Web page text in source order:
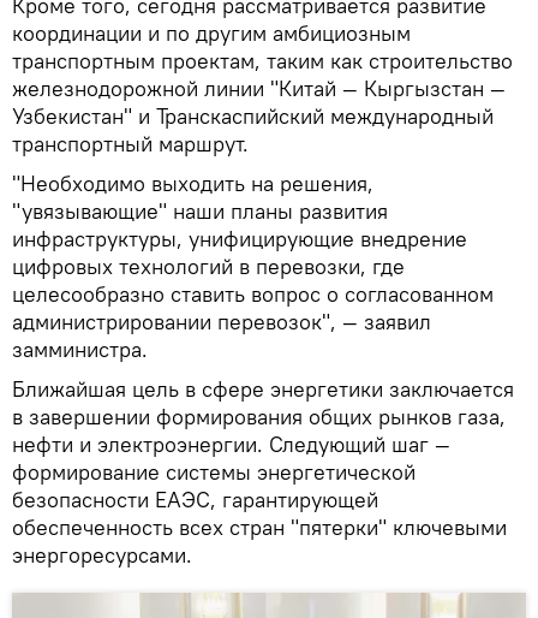
координации и по другим амбициозным
транспортным проектам, таким как строительство
железнодорожной линии "Китай — Кыргызстан —
Узбекистан" и Транскаспийский международный
транспортный маршрут.
"Необходимо выходить на решения,
"увязывающие" наши планы развития
инфраструктуры, унифицирующие внедрение
цифровых технологий в перевозки, где
целесообразно ставить вопрос о согласованном
администрировании перевозок", — заявил
замминистра.
Ближайшая цель в сфере энергетики заключается
в завершении формирования общих рынков газа,
нефти и электроэнергии. Следующий шаг —
формирование системы энергетической
безопасности ЕАЭС, гарантирующей
обеспеченность всех стран "пятерки" ключевыми
энергоресурсами.